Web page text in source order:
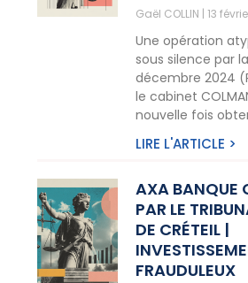
Gaël COLLIN 13
Une opération
sous silence par
décembre 2024
le cabinet
nouvelle fois
LIRE L'ARTICLE >
AXA BANQUE
PAR LE
DE CRÉTEIL |
FRAUDULEUX